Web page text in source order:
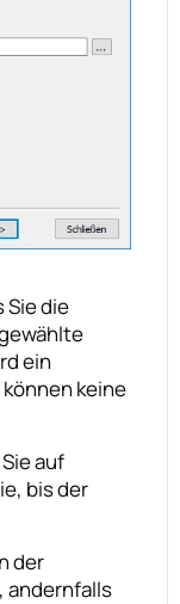
Sie die
ein
keine
auf
bis der
der
andernfalls